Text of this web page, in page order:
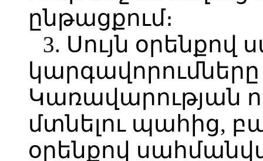
ընթացքում։
3. Սույն
կարգավորումները
Կառավարության
մտնելու պահից,
օրենքով